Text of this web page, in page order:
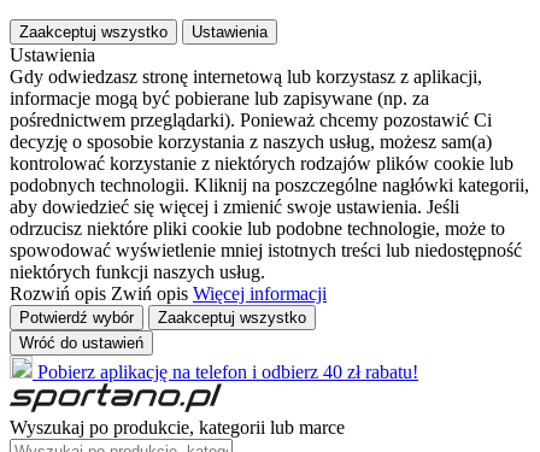
Zaakceptuj wszystko Ustawienia
Ustawienia
Gdy odwiedzasz stronę internetową lub korzystasz z aplikacji,
informacje mogą być pobierane lub zapisywane (np. za
pośrednictwem przeglądarki). Ponieważ chcemy pozostawić Ci
decyzję o sposobie korzystania z naszych usług, możesz sam(a)
kontrolować korzystanie z niektórych rodzajów plików cookie lub
podobnych technologii. Kliknij na poszczególne nagłówki kategorii,
aby dowiedzieć się więcej i zmienić swoje ustawienia. Jeśli
odrzucisz niektóre pliki cookie lub podobne technologie, może to
spowodować wyświetlenie mniej istotnych treści lub niedostępność
niektórych funkcji naszych usług.
Rozwiń opis Zwiń opis Więcej informacji
Potwierdź wybór
Zaakceptuj wszystko
Wróć do ustawień
Pobierz aplikację na telefon i odbierz 40 zł rabatu!
Wyszukaj po produkcie, kategorii lub marce